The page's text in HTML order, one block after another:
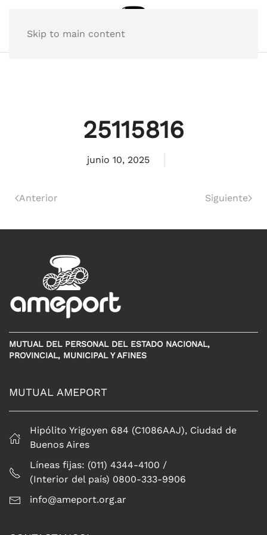
Skip to main content
25115816
junio 10, 2025
Anterior Siguiente
MUTUAL DEL PERSONAL DEL ESTADO NACIONAL,
PROVINCIAL, MUNICIPAL Y AFINES
MUTUAL AMEPORT
Hipólito Yrigoyen 684 (C1086AAJ), Ciudad de
Buenos Aires
Líneas fijas: (011) 4344-4100 /
(Interior del país) 0800-333-9906
info@ameport.org.ar